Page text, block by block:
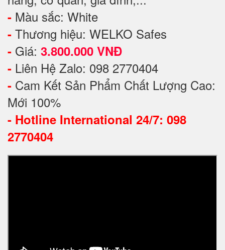
- Màu sắc: White
- Thương hiệu: WELKO Safes
- Giá: 3.800.000 VNĐ
- Liên Hệ Zalo: 098 2770404
- Cam Kết Sản Phẩm Chất Lượng Cao:
Mới 100%
- Hotline International 24/7: 098
2770404